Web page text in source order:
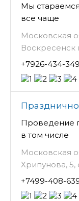
Мы
все чаще
Московская
Воскресенск
+7926-434-
Проведение
в том числе
Московская
Хрипунова, 5,
+7499-408-